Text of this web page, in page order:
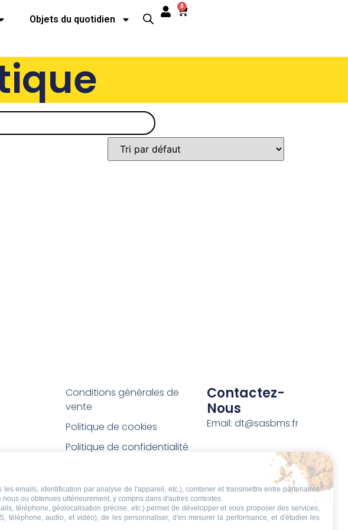
Objets du quotidien
0
Conditions générales de
vente
Politique de cookies
Politique de confidentialité
Conditions de retour et de
remboursement
Droit de rétractation
Contactez-
Nous
Email: dt@sasbms.fr
emails, identification par analyse de l'appareil, etc.), combiner et transmettre entre partenaires
ou obtenues ultérieurement, y compris dans d'autres contextes.
téléphone, géolocalisation précise, etc.) permet de développer et vous proposer des services,
téléphone, audio, et vidéo), de les personnaliser, d'en mesurer la performance, et d'étudier les